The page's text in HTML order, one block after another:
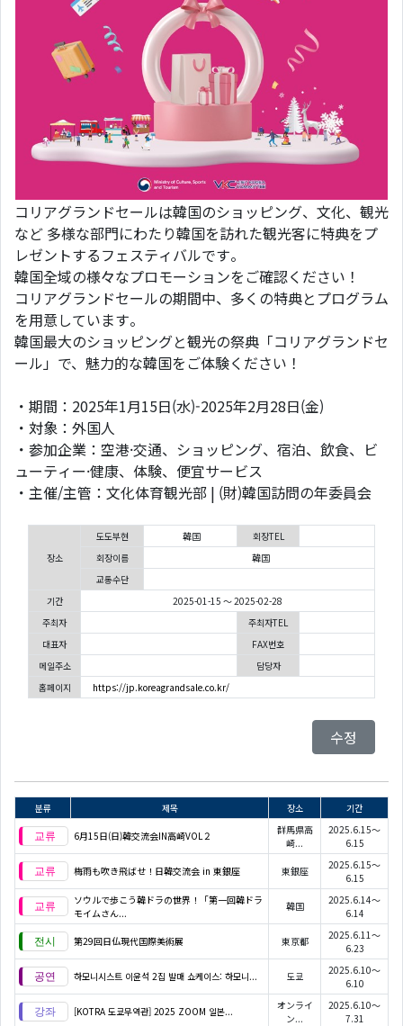
コリアグランドセールは韓国のショッピング、文化、観光
など 多様な部門にわたり韓国を訪れた観光客に特典をプ
レゼントするフェスティバルです。
韓国全域の様々なプロモーションをご確認ください！
コリアグランドセールの期間中、多くの特典とプログラム
を用意しています。
韓国最大のショッピングと観光の祭典「コリアグランドセ
ール」で、魅力的な韓国をご体験ください！
・期間：2025年1月15日(水)-2025年2月28日(金)
・対象：外国人
・参加企業：空港·交通、ショッピング、宿泊、飲食、ビ
ューティー·健康、体験、便宜サービス
・主催/主管：文化体育観光部 | (財)韓国訪問の年委員会
장소
도도부현 韓国
회장TEL
회장이름
韓国
교통수단
기간
2025-01-15 ～ 2025-02-28
주최자
주최자TEL
대표자
FAX번호
메일주소
담당자
홈페이지
https://jp.koreagrandsale.co.kr/
수정
분류 제목 장소 기간
6月15日(日)韓交流会IN高崎VOL２
群馬県高
崎...
2025.6.15～
6.15
梅雨も吹き飛ばせ！日韓交流会 in 東銀座 東銀座
2025.6.15～
6.15
ソウルで歩こう韓ドラの世界！「第一回韓ドラ
モイムさん...
韓国
2025.6.14～
6.14
第29回日仏現代国際美術展 東京都
2025.6.11～
6.23
하모니시스트 이윤석 2집 발매 쇼케이스: 하모니... 도쿄
2025.6.10～
6.10
[KOTRA 도쿄무역관] 2025 ZOOM 일본...
オンライ
ン...
2025.6.10～
7.31